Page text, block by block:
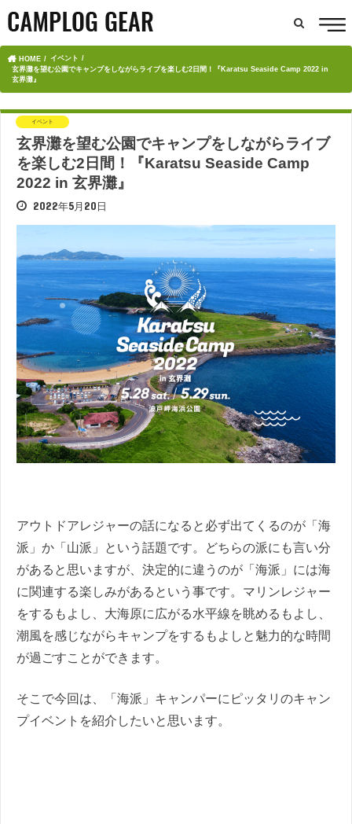
HOME
イベント
玄界灘を望む公園でキャンプをしながらライブを楽しむ2日間！『Karatsu Seaside Camp 2022 in
玄界灘』
イベント
玄界灘を望む公園でキャンプをしながらライブ
を楽しむ2日間！『Karatsu Seaside Camp
2022 in 玄界灘』
2022年5月20日
アウトドアレジャーの話になると必ず出てくるのが「海
派」か「山派」という話題です。どちらの派にも言い分
があると思いますが、決定的に違うのが「海派」には海
に関連する楽しみがあるという事です。マリンレジャー
をするもよし、大海原に広がる水平線を眺めるもよし、
潮風を感じながらキャンプをするもよしと魅力的な時間
が過ごすことができます。
そこで今回は、「海派」キャンパーにピッタリのキャン
プイベントを紹介したいと思います。